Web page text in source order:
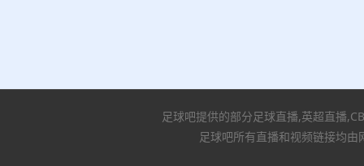
足球吧提供的部分足球直播,英超直播
足球吧所有直播和视频链接均